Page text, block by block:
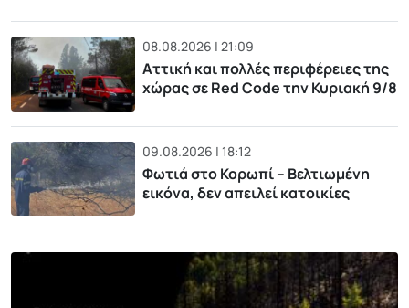
08.08.2026 | 21:09
Αττική και πολλές περιφέρειες της
χώρας σε Red Code την Κυριακή 9/8
09.08.2026 | 18:12
Φωτιά στο Κορωπί – Βελτιωμένη
εικόνα, δεν απειλεί κατοικίες